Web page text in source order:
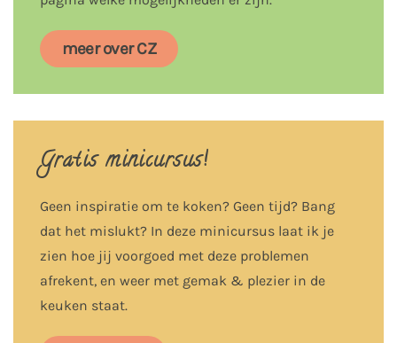
meer over CZ
Gratis minicursus!
Geen inspiratie om te koken? Geen tijd? Bang
dat het mislukt? In deze minicursus laat ik je
zien hoe jij voorgoed met deze problemen
afrekent, en weer met gemak & plezier in de
keuken staat.